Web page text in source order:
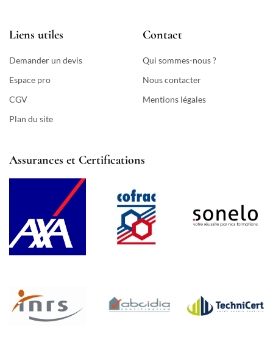
Liens utiles
Demander un devis
Espace pro
CGV
Plan du site
Contact
Qui sommes-nous ?
Nous contacter
Mentions légales
Assurances et Certifications